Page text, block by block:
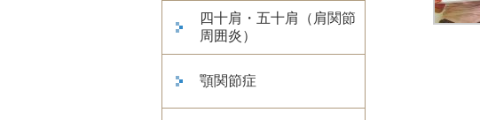
四十肩・五十肩（肩関節
周囲炎）
顎関節症